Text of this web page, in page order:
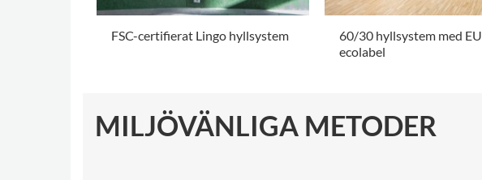
FSC-certifierat Lingo hyllsystem
60/30 hyllsystem med EU
ecolabel
MILJÖVÄNLIGA METODER